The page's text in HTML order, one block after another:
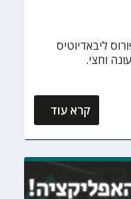
ליבאדיוטיס
וחצי.
קרא עוד